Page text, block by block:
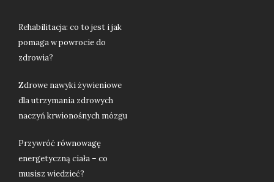
Rehabilitacja: co to jest i jak
pomaga w powrocie do
zdrowia?
Zdrowe nawyki żywieniowe
dla utrzymania zdrowych
naczyń krwionośnych mózgu
Przywróć równowagę
energetyczną ciała – co
musisz wiedzieć?